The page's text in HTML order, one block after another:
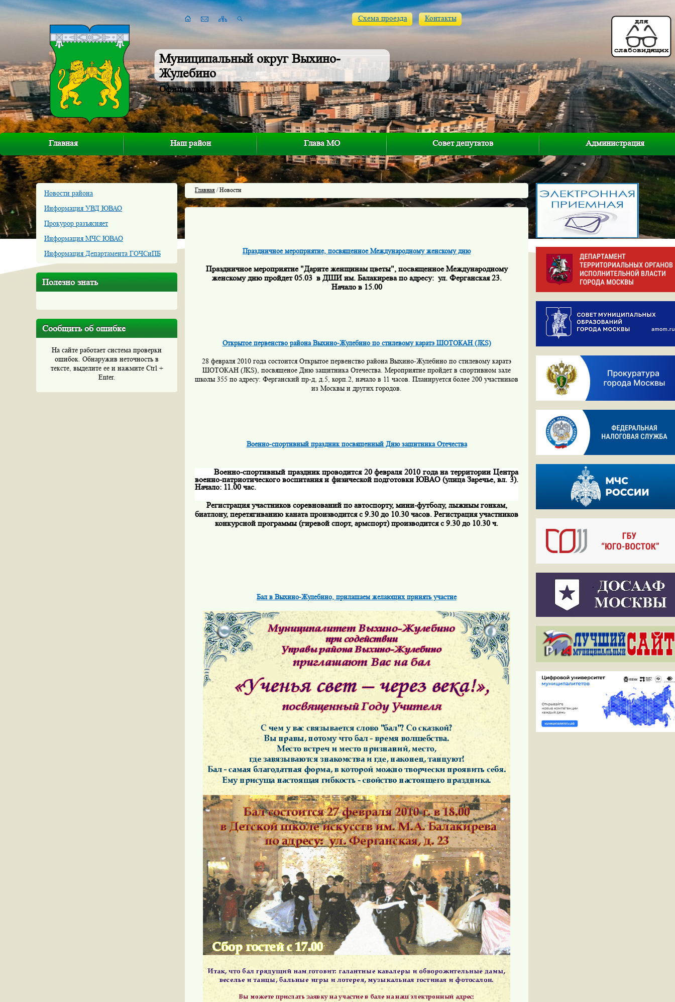
Муниципальный округ Выхино-
Жулебино
Официальный сайт
Схема проезда Контакты
Главная Наш район Глава МО Совет депутатов Администрация
Новости района
Информация УВД ЮВАО
Прокурор разъясняет
Информация МЧС ЮВАО
Информация Департамента ГОЧСиПБ
Полезно знать
Сообщить об ошибке
На сайте работает система проверки
ошибок. Обнаружив неточность в
тексте, выделите ее и нажмите Ctrl +
Enter.
Главная / Новости
Праздничное мероприятие, посвященное Международному женскому дню
Праздничное мероприятие "Дарите женщинам цветы", посвященное Международному
женскому дню пройдет 05.03 в ДШИ им. Балакирева по адресу: ул. Ферганская 23.
Начало в 15.00
Открытое первенство района Выхино-Жулебино по стилевому каратэ ШОТОКАН (JKS)
28 февраля 2010 года состоится Открытое первенство района Выхино-Жулебино по стилевому каратэ
ШОТОКАН (JKS), посвященое Дню защитника Отечества. Мероприятие пройдет в спортивном зале
школы 355 по адресу: Ферганский пр-д, д.5, корп.2, начало в 11 часов. Планируется более 200 участников
из Москвы и других городов.
Военно-спортивный праздник посвященный Дню защитника Отечества
Военно-спортивный праздник проводится 20 февраля 2010 года на территории Центра
военно-патриотического воспитания и физической подготовки ЮВАО (улица Заречье, вл. 3).
Начало: 11.00 час.
Регистрация участников соревнований по автоспорту, мини-футболу, лыжным гонкам,
биатлону, перетягиванию каната производится с 9.30 до 10.30 часов. Регистрация участников
конкурсной программы (гиревой спорт, армспорт) производится с 9.30 до 10.30 ч.
Бал в Выхино-Жулебино, прилашаем желающих принять участие